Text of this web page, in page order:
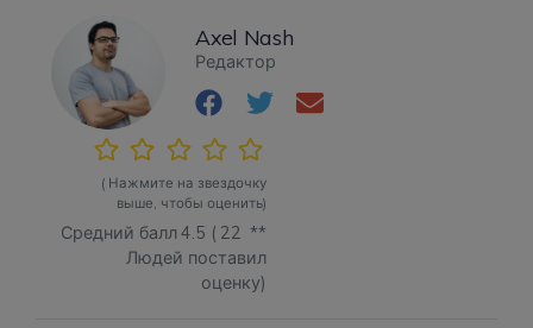
Axel Nash
Редактор
( Нажмите на звездочку
выше, чтобы оценить)
Средний балл4.5 ( 22 **
Людей поставил
оценку)